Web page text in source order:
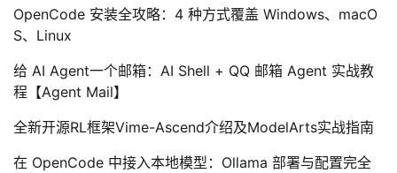
OpenCode 安装全攻略：4 种方式覆盖 Windows、macO
S、Linux
给 AI Agent一个邮箱：AI Shell + QQ 邮箱 Agent 实战教
程【Agent Mail】
全新开源RL框架Vime-Ascend介绍及ModelArts实战指南
在 OpenCode 中接入本地模型：Ollama 部署与配置完全